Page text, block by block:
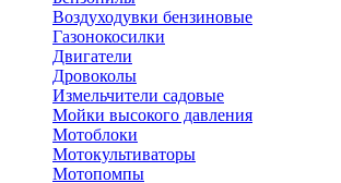
Воздуходувки бензиновые
Газонокосилки
Двигатели
Дровоколы
Измельчители садовые
Мойки высокого давления
Мотоблоки
Мотокультиваторы
Мотопомпы